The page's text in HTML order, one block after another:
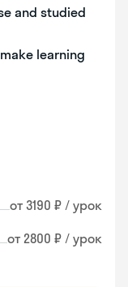
and studied
learning
от 3190 ₽ / урок
от 2800 ₽ / урок